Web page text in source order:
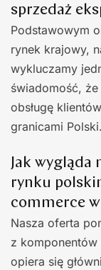
sprzedaż
Podstawowym
rynek krajowy,
wykluczamy
świadomość,
obsługę
granicami Polski.
Jak wygląda
rynku
commerce w
Nasza oferta
z
opiera się